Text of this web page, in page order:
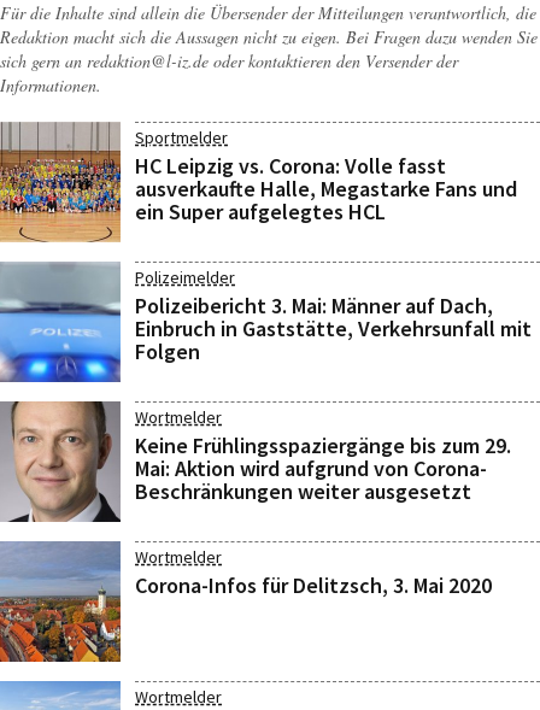
Für die Inhalte sind allein die Übersender der Mitteilungen verantwortlich, die
Redaktion macht sich die Aussagen nicht zu eigen. Bei Fragen dazu wenden Sie
sich gern an redaktion@l-iz.de oder kontaktieren den Versender der
Informationen.
Sportmelder
HC Leipzig vs. Corona: Volle fasst
ausverkaufte Halle, Megastarke Fans und
ein Super aufgelegtes HCL
Polizeimelder
Polizeibericht 3. Mai: Männer auf Dach,
Einbruch in Gaststätte, Verkehrsunfall mit
Folgen
Wortmelder
Keine Frühlingsspaziergänge bis zum 29.
Mai: Aktion wird aufgrund von Corona-
Beschränkungen weiter ausgesetzt
Wortmelder
Corona-Infos für Delitzsch, 3. Mai 2020
Wortmelder